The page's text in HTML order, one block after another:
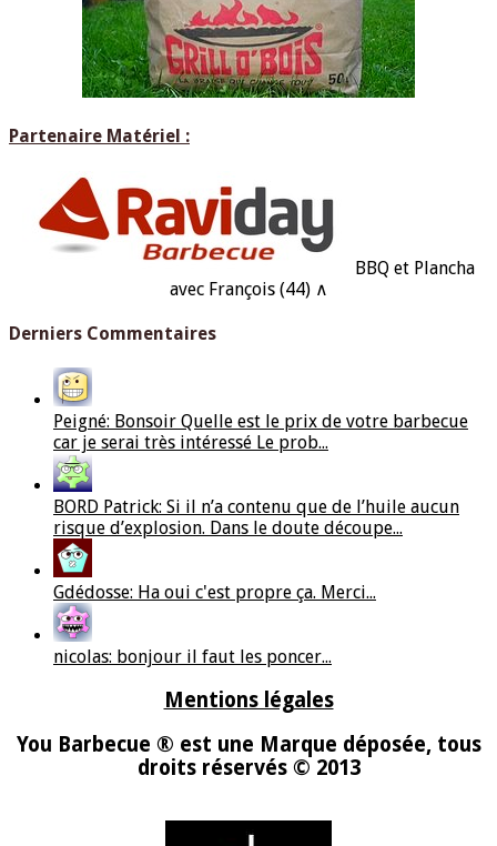
Partenaire Matériel :
BBQ et Plancha
avec François (44) ∧
Derniers Commentaires
Peigné: Bonsoir Quelle est le prix de votre barbecue
car je serai très intéressé Le prob...
BORD Patrick: Si il n’a contenu que de l’huile aucun
risque d’explosion. Dans le doute découpe...
Gdédosse: Ha oui c'est propre ça. Merci...
nicolas: bonjour il faut les poncer...
Mentions légales
You Barbecue ® est une Marque déposée, tous
droits réservés © 2013